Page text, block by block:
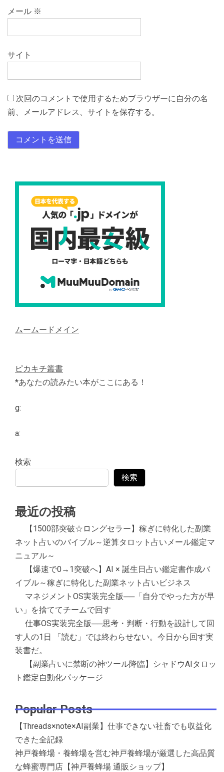
メール ※
サイト
次回のコメントで使用するためブラウザーに自分の名
前、メールアドレス、サイトを保存する。
ムームードメイン
ピカキチ叢書
*あなたの読みたい本がここにある！
g:
a:
検索
検索
最近の投稿
【1500部突破☆ロングセラー】稼ぎに特化した副業
ネット占いのバイブル～逆算タロット占いメール鑑定マ
ニュアル～
【爆速で0→1突破へ】AI × 誕生日占い鑑定書作成バ
イブル～稼ぎに特化した副業ネット占いビジネス
マネジメントOS実装完全版──「自分でやった方が早
い」を捨ててチームで回す
仕事OS実装完全版──思考・判断・行動を設計して回
す人の1日 「読む」では終わらせない。今日から回す実
装書だ。
【副業占いに禁断の神ツール降臨】シャドウAIタロッ
ト鑑定自動化パッケージ
Popular Posts
【Threads×note×AI副業】仕事できない社畜でも収益化
できた全記録
神戸養蜂場・養蜂場を営む神戸養蜂場が厳選した高品質
な蜂蜜専門店【神戸養蜂場 通販ショップ】